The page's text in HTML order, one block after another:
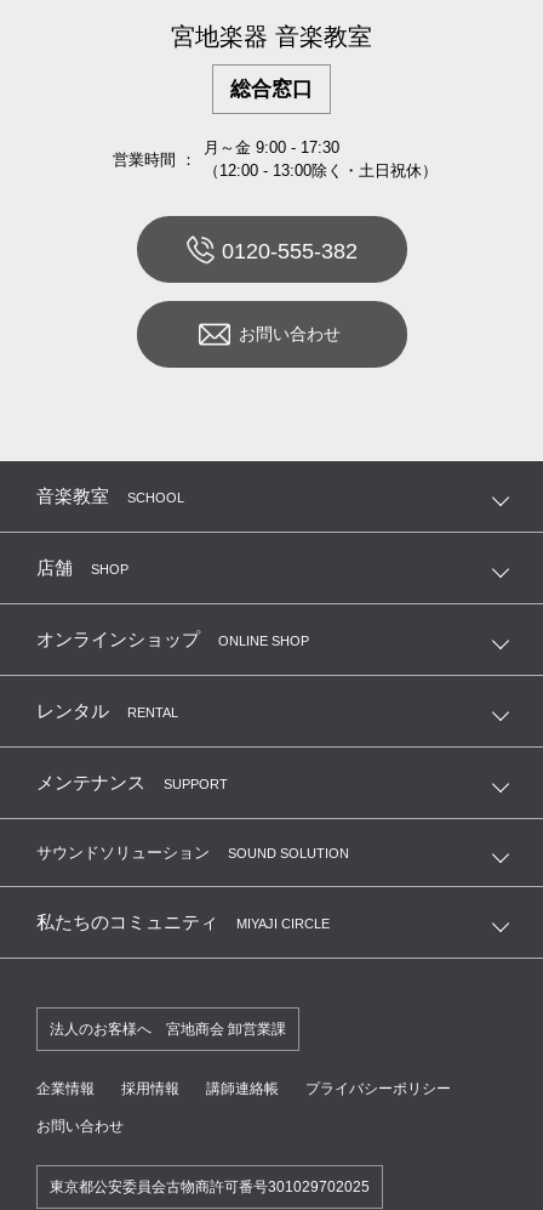
宮地楽器 音楽教室
総合窓口
営業時間 ：
月～金 9:00 - 17:30
（12:00 - 13:00除く・土日祝休）
0120-555-382
お問い合わせ
音楽教室 SCHOOL
店舗 SHOP
オンラインショップ ONLINE SHOP
レンタル RENTAL
メンテナンス SUPPORT
サウンドソリューション SOUND SOLUTION
私たちのコミュニティ MIYAJI CIRCLE
法人のお客様へ 宮地商会 卸営業課
企業情報 採用情報 講師連絡帳 プライバシーポリシー
お問い合わせ
東京都公安委員会古物商許可番号301029702025